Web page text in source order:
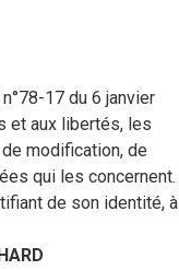
17 du 6 janvier
et aux libertés, les
modification, de
qui les concernent.
de son identité, à